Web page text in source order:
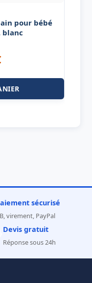
pour bébé
blanc
sécurisé
virement, PayPal
Devis gratuit
Réponse sous 24h